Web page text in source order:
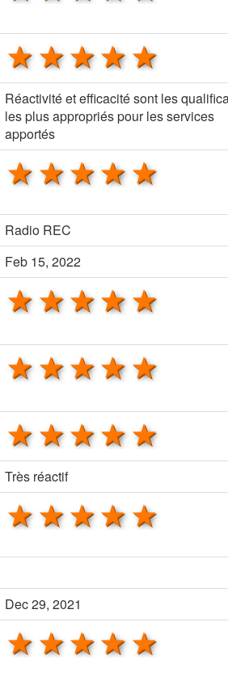
4 stars
3 stars
2 stars
1 star
Réactivité et efficacité sont les
les plus appropriés pour les services
apportés
4 stars
3 stars
2 stars
1 star
Radio REC
Feb 15, 2022
4 stars
3 stars
2 stars
1 star
4 stars
3 stars
2 stars
1 star
4 stars
3 stars
2 stars
1 star
Très réactif
4 stars
3 stars
2 stars
1 star
Dec 29, 2021
4 stars
3 stars
2 stars
1 star